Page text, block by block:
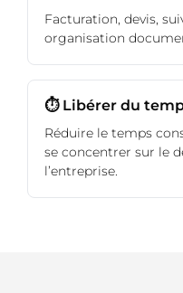
Facturation, devis,
organisation
⏱️ Libérer du
Réduire le temps
se concentrer sur le
l’entreprise.